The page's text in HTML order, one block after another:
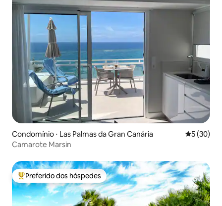
Condomínio ⋅ Las Palmas da Gran Canária 5 de uma
5 (30)
Camarote Marsin
Entre os melhores preferidos dos hóspedes
Preferido dos hóspedes